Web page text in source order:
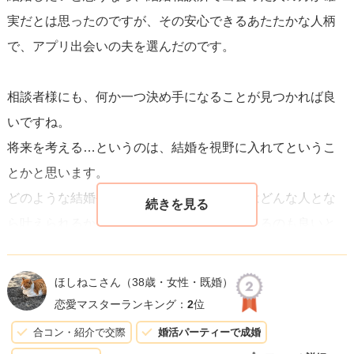
実だとは思ったのですが、その安心できるあたたかな人柄
で、アプリ出会いの夫を選んだのです。
相談者様にも、何か一つ決め手になることが見つかれば良
いですね。
将来を考える…というのは、結婚を視野に入れてというこ
とかと思います。
どのような結婚生活を送りたいのか、それはどんな人とな
ら叶えられるか、そういったことを考えてみるのも良いと
私は他の人と付き合っている時は、常に不安がつきまとっ
ていたので、安心できる人というのは条件の上位でした。
相談者様が出会ったふたりのお相手、どちらとも1度会われ
ほしねこさん （38歳・女性・既婚）
恋愛マスターランキング： 2位
合コン・紹介で交際 婚活パーティーで成婚